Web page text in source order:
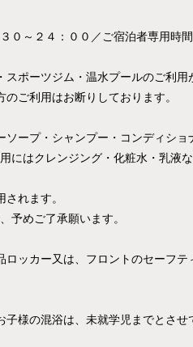
～２４：００／ご宿泊者専用時間
ポーツジム・温水プールのご利用
ご利用はお断りしております。
ープ・シャンプー・コンディショ
にはクレンジング・化粧水・乳液な
れます。
予めご了承願います。
ロッカー又は、フロントのセーフテ
様の混浴は、未就学児までとさせ